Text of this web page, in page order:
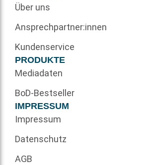
Über uns
Ansprechpartner:innen
Kundenservice
PRODUKTE
Mediadaten
BoD-Bestseller
IMPRESSUM
Impressum
Datenschutz
AGB